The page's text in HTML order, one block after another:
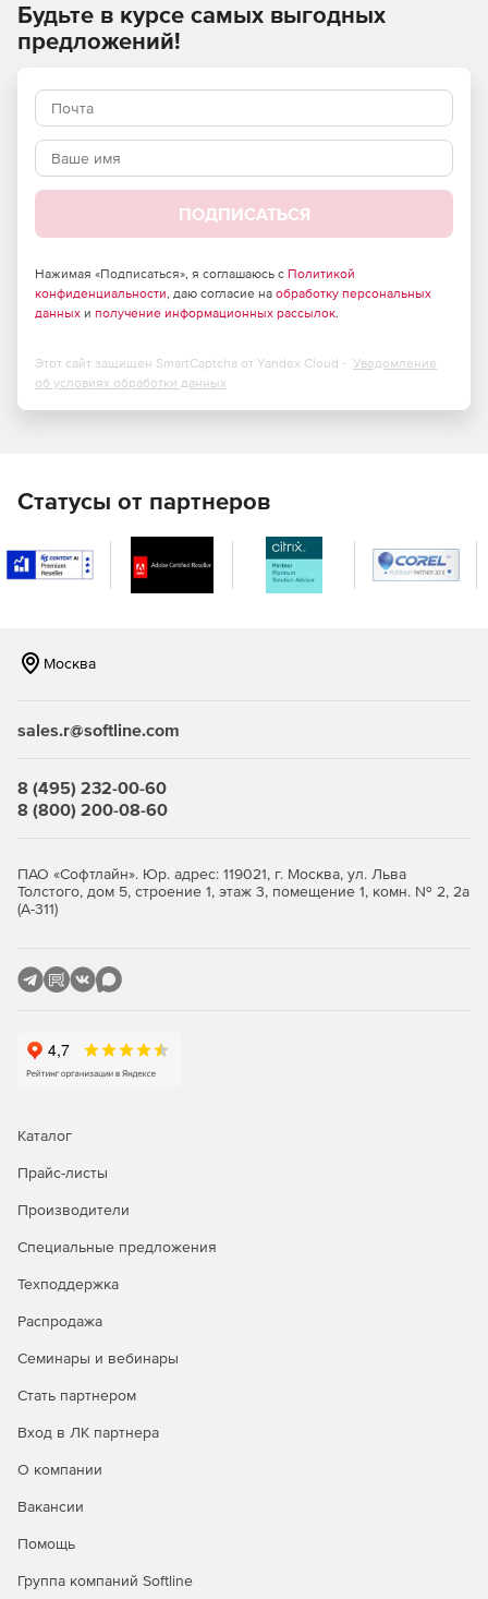
Будьте в курсе самых выгодных
предложений!
ПОДПИСАТЬСЯ
Нажимая «Подписаться», я соглашаюсь с Политикой
конфиденциальности, даю согласие на обработку персональных
данных и получение информационных рассылок.
Этот сайт защищен SmartCaptcha от Yandex Cloud - Уведомление
об условиях обработки данных
Статусы от партнеров
Москва
sales.r@softline.com
8 (495) 232-00-60
8 (800) 200-08-60
ПАО «Софтлайн». Юр. адрес: 119021, г. Москва, ул. Льва
Толстого, дом 5, строение 1, этаж 3, помещение 1, комн. № 2, 2а
(А-311)
Каталог
Прайс-листы
Производители
Специальные предложения
Техподдержка
Распродажа
Семинары и вебинары
Стать партнером
Вход в ЛК партнера
О компании
Вакансии
Помощь
Группа компаний Softline